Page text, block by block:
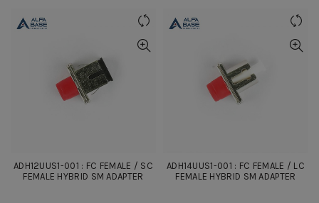
ADH12UUS1-001 : FC FEMALE / SC
FEMALE HYBRID SM ADAPTER
ADH14UUS1-001 : FC FEMALE / LC
FEMALE HYBRID SM ADAPTER